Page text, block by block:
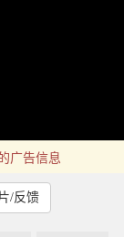
广告信息
/反馈